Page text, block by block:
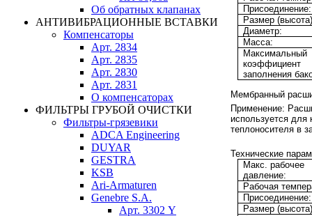
Об обратных клапанах
АНТИВИБРАЦИОННЫЕ ВСТАВКИ
Компенсаторы
Арт. 2834
Арт. 2835
Арт. 2830
Арт. 2831
О компенсаторах
ФИЛЬТРЫ ГРУБОЙ ОЧИСТКИ
Фильтры-грязевики
ADCA Engineering
DUYAR
GESTRA
KSB
Ari-Armaturen
Genebre S.A.
Арт. 3302 Y
Присоединение:
Размер
Диаметр:
Масса:
Максимальный
коэффициент
заполнения
Мембранный
Применение:
используется для
теплоносителя в
Технические
Макс. рабочее
давление:
Рабочая
Присоединение:
Размер